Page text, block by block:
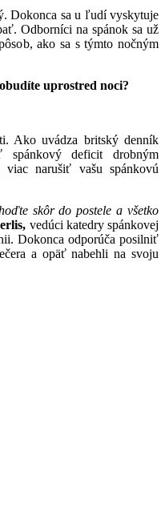
Dokonca sa u ľudí vyskytuje
Odborníci na spánok sa už
ako sa s týmto nočným
uprostred noci?
Ako uvádza britský denník
deficit drobným
viac narušiť vašu spánkovú
skôr do postele a všetko
vedúci katedry spánkovej
Dokonca odporúča posilniť
a opäť nabehli na svoju